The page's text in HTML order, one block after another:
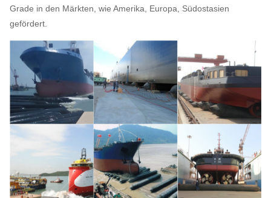
Grade in den Märkten, wie Amerika, Europa, Südostasien
gefördert.